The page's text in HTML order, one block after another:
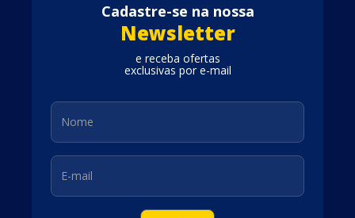
Cadastre-se na nossa
Newsletter
e receba ofertas
exclusivas por e-mail